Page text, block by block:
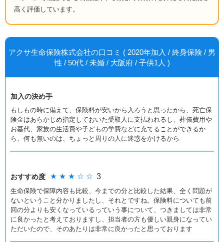
高く評価しています。
アクサ生命保険株式会社の口コミ ( 2020年加入 / 終身保険 / 男
性 / 50代 / 未婚 / 大阪府 / 子供1人 )
加入の決め手
もしもの時に備えて、保険料が安いから入ろうと思ったから、死亡保
険金はあらかじめ指定しておいた受取人に支払われるし、葬儀費用や
お墓代、家族の生活費や子どもの学費などに充てることができるか
ら、何も無いのは、ちょっと周りの人に迷惑をかけるから
おすすめ度 ★ ★ ★ ☆ ☆ 3
生命保険で保障内容も比較、今までの分と比較した結果、全く問題が
ないということ分かりましたし、それとですね。保険料についても前
回の分よりも安くなっているっていう事について、つきましては非常
に良かったと考えておりますし、担当者の方も優しい親身になってい
ただいたので、そのあたりは非常に良かったと思っております